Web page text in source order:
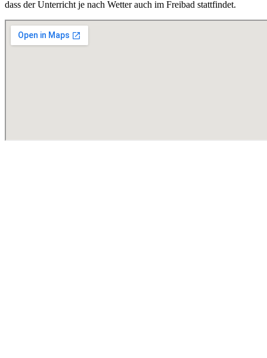
dass der Unterricht je nach Wetter auch im Freibad stattfindet.